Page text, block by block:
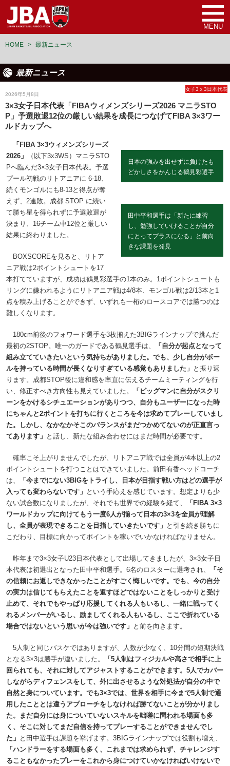
MENU
HOME > 最新ニュース
最新ニュース
2026年5月8日
女子3ｘ3日本代表
3×3女子日本代表「FIBAウィメンズシリーズ2026 マニラSTO
P」予選敗退12位の厳しい結果を成長につなげてFIBA 3×3ワー
ルドカップへ
日本の強みを出せずに負けたも
どかしさをかんじる鶴見彩選手
田中平和選手は「新たに練習
し、勉強していけることが自分
にとってプラスになる」と前向
きな課題を発見
「FIBA 3×3ウィメンズシリーズ
2026」
（以下3x3WS）マニラSTO
Pへ臨んだ3×3女子日本代表。予選
プール初戦のリトアニアに 6-18、
続くモンゴルにも8-13と得点が奪
えず、2連敗。成都 STOP に続い
て勝ち星を得られずに予選敗退が
決まり、16チーム中12位と厳しい
結果に終わりました。
BOXSCOREを見ると、リトア
ニア戦は2ポイントシュートを17
本打てていますが、成功は鶴見彩選手の1本のみ。1ポイントシュートも
リングに嫌われるようにリトアニア戦は4/8本、モンゴル戦は2/13本と1
点を積み上げることができず、いずれも一桁のロースコアでは勝つのは
難しくなります。
180cm前後のフォワード選手を3枚揃えた3BIGラインナップで挑んだ
最初の2STOP。唯一のガードである鶴見選手は、
「自分が起点となって
組み立てていきたいという気持ちがありました。でも、少し自分がボー
ルを持っている時間が長くなりすぎている感覚もありました」 と振り返
ります。成都STOP後に違和感を率直に伝えるチームミーティングを行
い、修正すべき方向性も見えていました。
「ビッグマンに自分がスクリ
ーンをかけるシチュエーションがありつつ、自分もユーザーになった時
にちゃんと2ポイントを打ちに行くところを今は求めてプレーしていまし
た。しかし、なかなかそこのバランスがまだつかめてないのが正直言っ
てあります」 と話し、新たな組み合わせにはまだ時間が必要です。
確率こそ上がりませんでしたが、リトアニア戦では全員が4本以上の2
ポイントシュートを打つことはできていました。前田有香ヘッドコーチ
は、
「今までにない3BIGをトライし、日本が目指す戦い方はどの選手が
入っても変わらないです」 という手応えを感じています。想定よりも少
ない試合数になりましたが、それでも世界での経験を経て、
「FIBA 3×3
ワールドカップに向けてもう一度6人が揃って日本の3×3を全員が理解
し、全員が表現できることを目指していきたいです」 と引き続き勝ちに
こだわり、目標に向かってポイントを稼いでいかなければなりません。
昨年まで3×3女子U23日本代表として出場してきましたが、3×3女子日
本代表は初選出となった田中平和選手。6名のロスターに選考され、
「そ
の信頼にお返しできなかったことがすごく悔しいです。でも、今の自分
の実力は信じてもらえたことを返すほどではないことをしっかりと受け
止めて、それでもやっぱり応援してくれる人もいるし、一緒に戦ってく
れるメンバーがいるし、励ましてくれる人もいるし、ここで折れている
場合ではないという思いが今は強いです」 と前を向きます。
5人制と同じバスケではありますが、人数が少なく、10分間の短期決戦
となる3×3は勝手が違いました。
「5人制はフィジカルや高さで相手に上
回られても、それに対してアジャストすることができます。5人でカバー
しながらディフェンスをして、外に出させるような対処法が自分の中で
自然と身についています。でも3×3では、世界を相手に今まで5人制で通
用したこととは違うアプローチをしなければ勝てないことが分かりまし
た。まだ自分には身についていないスキルを咄嗟に問われる場面も多
く、そこに対してまだ自信を持ってプレーすることができませんでし
た」 と田中選手は課題を挙げます。3BIGラインナップでは役割も増え、
「ハンドラーをする場面も多く、これまでは求められず、チャレンジす
ることもなかったプレーをこれから身につけていかなければいけないで